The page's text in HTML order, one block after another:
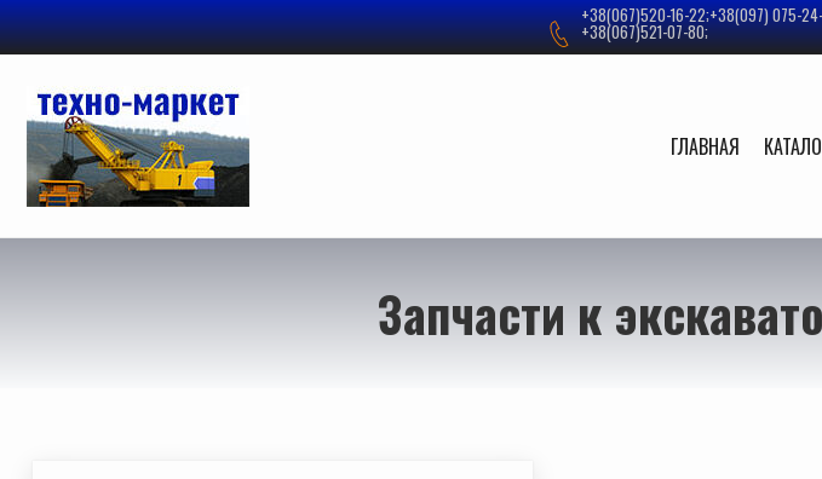
Перейти
к
содержимому
+38(067)520-16-22;+38(097) 075-
+38(067)521-07-80;
ГЛАВНАЯ
Запчасти к